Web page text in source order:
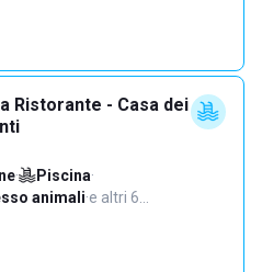
Ristorante - Casa dei
· Piscina·
animali·e altri 6…